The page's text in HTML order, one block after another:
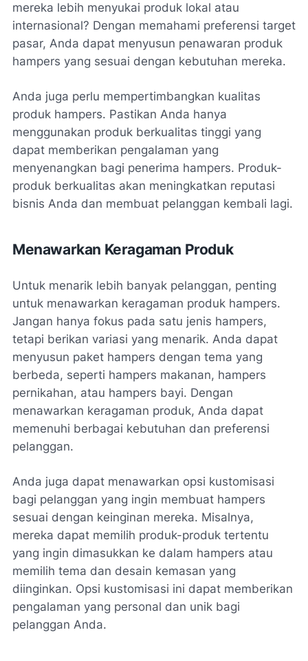
mereka lebih menyukai produk lokal atau
internasional? Dengan memahami preferensi target
pasar, Anda dapat menyusun penawaran produk
hampers yang sesuai dengan kebutuhan mereka.
Anda juga perlu mempertimbangkan kualitas
produk hampers. Pastikan Anda hanya
menggunakan produk berkualitas tinggi yang
dapat memberikan pengalaman yang
menyenangkan bagi penerima hampers. Produk-
produk berkualitas akan meningkatkan reputasi
bisnis Anda dan membuat pelanggan kembali lagi.
Menawarkan Keragaman Produk
Untuk menarik lebih banyak pelanggan, penting
untuk menawarkan keragaman produk hampers.
Jangan hanya fokus pada satu jenis hampers,
tetapi berikan variasi yang menarik. Anda dapat
menyusun paket hampers dengan tema yang
berbeda, seperti hampers makanan, hampers
pernikahan, atau hampers bayi. Dengan
menawarkan keragaman produk, Anda dapat
memenuhi berbagai kebutuhan dan preferensi
pelanggan.
Anda juga dapat menawarkan opsi kustomisasi
bagi pelanggan yang ingin membuat hampers
sesuai dengan keinginan mereka. Misalnya,
mereka dapat memilih produk-produk tertentu
yang ingin dimasukkan ke dalam hampers atau
memilih tema dan desain kemasan yang
diinginkan. Opsi kustomisasi ini dapat memberikan
pengalaman yang personal dan unik bagi
pelanggan Anda.